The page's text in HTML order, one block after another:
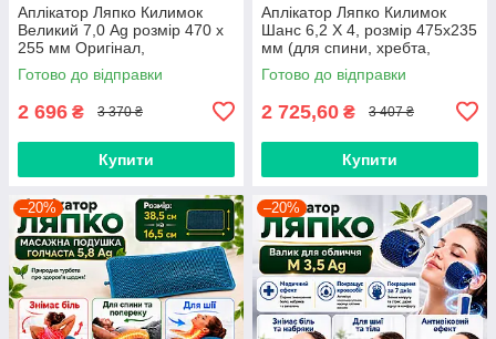
Аплікатор Ляпко Килимок
Великий 7,0 Ag розмір 470 х
255 мм Оригінал,
остеохондроз, артрит, артроз,
зняття болю
Готово до відправки
2 696 ₴ 3 370 ₴
Купити
Аплікатор Ляпко Килимок
Шанс 6,2 Х 4, розмір 475х235
мм (для спини, хребта,
знімає біль, спазм)
Готово до відправки
2 725,60 ₴ 3 407 ₴
Купити
–20% –20%